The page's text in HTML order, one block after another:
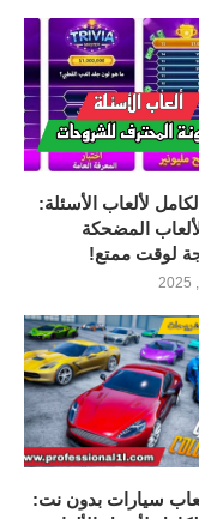
لألعاب الأسئلة:
المضحكة
لوقت ممتع!
سيارات بدون نت: